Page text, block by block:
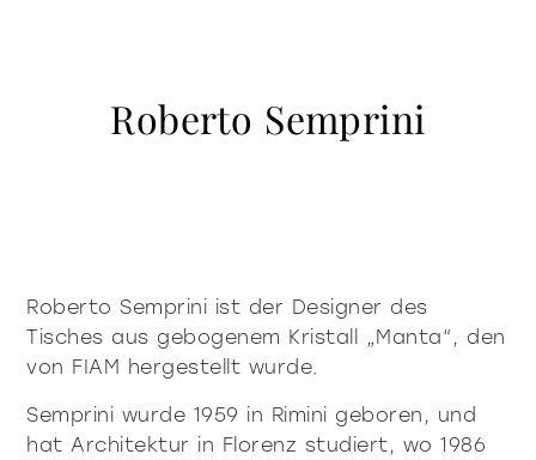
accessories
tische
konsole
stuhle
sofas und sessel
Incisive modern Soft Modern
Accessories
Stuhle
Sofas und sessel
Home Office
das Unternehmen
Villa Miralfiore
B2B
Redaktionell
Pressemitteilung
sind sie ein händler
contract dienstleistungen
Roberto Semprini
Roberto Semprini ist der Designer des
Tisches aus gebogenem Kristall „Manta“, den
von FIAM hergestellt wurde.
Semprini wurde 1959 in Rimini geboren, und
hat Architektur in Florenz studiert, wo 1986